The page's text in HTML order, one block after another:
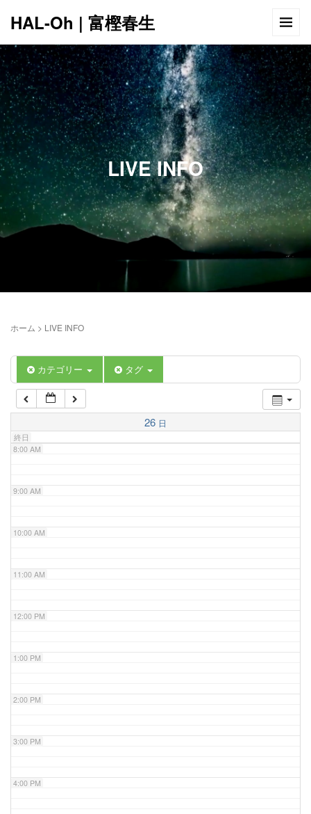
HAL-Oh | 富樫春生
LIVE INFO
ホーム > LIVE INFO
カテゴリー タグ
26 日
終日
12:00 AM
1:00 AM
2:00 AM
5:00 AM
6:00 AM
7:00 AM
8:00 AM
9:00 AM
10:00 AM
11:00 AM
12:00 PM
1:00 PM
2:00 PM
3:00 PM
4:00 PM